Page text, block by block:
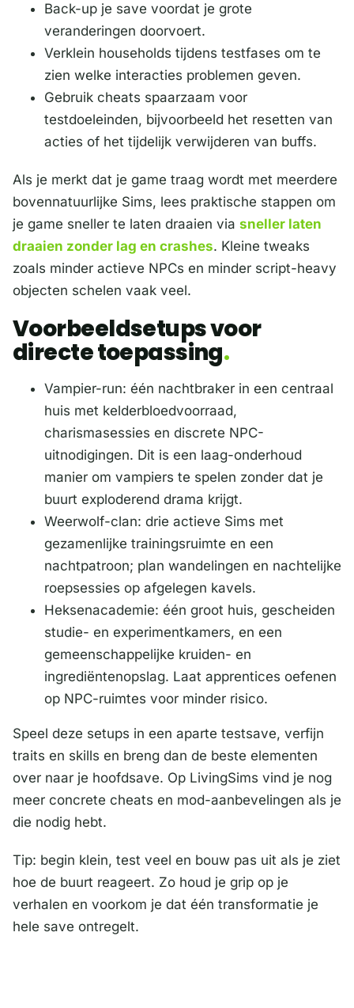
Back-up je save voordat je grote
veranderingen doorvoert.
Verklein households tijdens testfases om te
zien welke interacties problemen geven.
Gebruik cheats spaarzaam voor
testdoeleinden, bijvoorbeeld het resetten van
acties of het tijdelijk verwijderen van buffs.
Als je merkt dat je game traag wordt met meerdere
bovennatuurlijke Sims, lees praktische stappen om
je game sneller te laten draaien via sneller laten
draaien zonder lag en crashes. Kleine tweaks
zoals minder actieve NPCs en minder script-heavy
objecten schelen vaak veel.
Voorbeeldsetups voor
directe toepassing
Vampier-run: één nachtbraker in een centraal
huis met kelderbloedvoorraad,
charismasessies en discrete NPC-
uitnodigingen. Dit is een laag-onderhoud
manier om vampiers te spelen zonder dat je
buurt exploderend drama krijgt.
Weerwolf-clan: drie actieve Sims met
gezamenlijke trainingsruimte en een
nachtpatroon; plan wandelingen en nachtelijke
roepsessies op afgelegen kavels.
Heksenacademie: één groot huis, gescheiden
studie- en experimentkamers, en een
gemeenschappelijke kruiden- en
ingrediëntenopslag. Laat apprentices oefenen
op NPC-ruimtes voor minder risico.
Speel deze setups in een aparte testsave, verfijn
traits en skills en breng dan de beste elementen
over naar je hoofdsave. Op LivingSims vind je nog
meer concrete cheats en mod-aanbevelingen als je
die nodig hebt.
Tip: begin klein, test veel en bouw pas uit als je ziet
hoe de buurt reageert. Zo houd je grip op je
verhalen en voorkom je dat één transformatie je
hele save ontregelt.